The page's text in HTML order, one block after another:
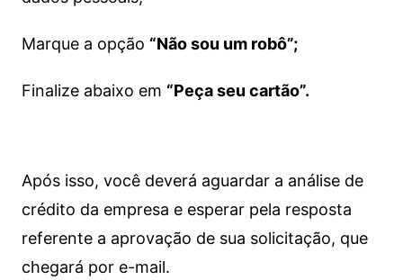
Marque a opção “Não sou um robô”;
Finalize abaixo em “Peça seu cartão”.
Após isso, você deverá aguardar a análise de
crédito da empresa e esperar pela resposta
referente a aprovação de sua solicitação, que
chegará por e-mail.